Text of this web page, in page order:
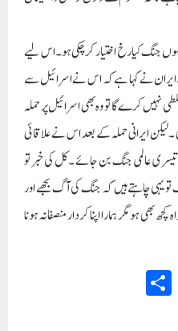
جنگ کیارخ اختیار کرچکی ہو۔اس لیے
نے کہا ہے کہ اس نے اسرائیل سے
نہیں کرے گا تو وہ بھی اسرائیل پر حملہ
ایرانی حملہ کے بعد اس نے علاقائی
عالمی جنگ بن جائے ۔کل کی خبر تو
یہی چاہتے ہیں کہ جنگ کی آگ بجھے اور
بھی ہومگر ہمارا اپنا کردار منصفانہ ہونا
E
m